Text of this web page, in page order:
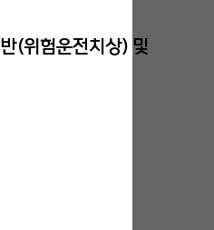
(위험운전치상) 및